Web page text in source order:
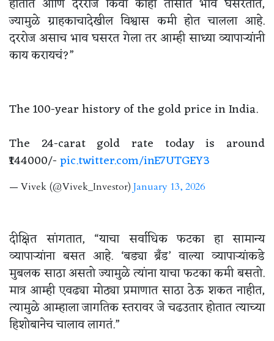
होतात आणि दररोज किंवा काही तासात भाव घसरतात,
ज्यामुळे ग्राहकाचादेखील विश्वास कमी होत चालला आहे.
दररोज असाच भाव घसरत गेला तर आम्ही साध्या व्यापाऱ्यांनी
काय करायचं?”
The 100-year history of the gold price in India.
The 24-carat gold rate today is around
₹144000/-pic.twitter.com/inE7UTGEY3
— Vivek (@Vivek_Investor) January 13, 2026
दीक्षित सांगतात, “याचा सर्वाधिक फटका हा सामान्य
व्यापाऱ्यांना बसत आहे. ‘बड्या ब्रॅंड’ वाल्या व्यापाऱ्यांकडे
मुबलक साठा असतो ज्यामुळे त्यांना याचा फटका कमी बसतो.
मात्र आम्ही एवढ्या मोठ्या प्रमाणात साठा ठेऊ शकत नाहीत,
त्यामुळे आम्हाला जागतिक स्तरावर जे चढउतार होतात त्याच्या
हिशोबानेच चालाव लागतं.”